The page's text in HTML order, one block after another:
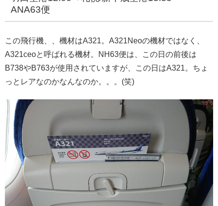
ANA63便
この飛行機、、機材はA321。A321Neoの機材ではなく、
A321ceoと呼ばれる機材。NH63便は、この日の前後は
B738やB763が使用されていますが、この日はA321。ちょ
っとレアなのかなんなのか。。。(笑)